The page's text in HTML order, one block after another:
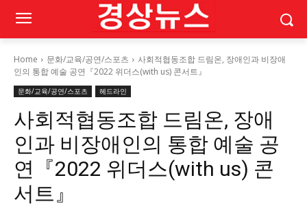
Home 문화/교육/공연/스포츠
사회적협동조합 드림온, 장애인과 비장애
인의 통합 예술 공연『2022 위더스(with us) 콘서트』
문화/교육/공연/스포츠 헤드라인
사회적협동조합 드림온, 장애
인과 비장애인의 통합 예술 공
연『2022 위더스(with us) 콘
서트』